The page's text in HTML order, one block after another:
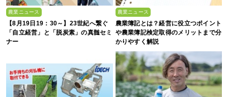
農業ニュース
【8月19日19：30～】23世紀へ繋ぐ
「自立経営」と「脱炭素」の真髄セミ
ナー
農業ニュース
農業簿記とは？経営に役立つポイント
や農業簿記検定取得のメリットまで分
かりやすく解説